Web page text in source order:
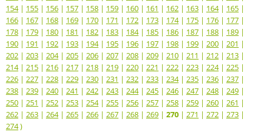
154| 155 | 156 | 157 | 158 | 159 | 160 | 161 | 162 | 163 | 164| 165 |
166 | 167 | 168 | 169 | 170 | 171 | 172 | 173 | 174| 175 | 176 | 177 |
178 | 179 | 180 | 181 | 182 | 183 | 184| 185 | 186 | 187 | 188 | 189 |
190 | 191 | 192 | 193 | 194| 195 | 196 | 197 | 198 | 199 | 200 | 201 |
202 | 203 | 204| 205 | 206 | 207 | 208 | 209 | 210 | 211 | 212 | 213 |
214| 215 | 216 | 217 | 218 | 219 | 220 | 221 | 222 | 223 | 224| 225 |
226 | 227 | 228 | 229 | 230 | 231 | 232 | 233 | 234| 235 | 236 | 237 |
238 | 239 | 240 | 241 | 242 | 243 | 244| 245 | 246 | 247 | 248 | 249 |
250 | 251 | 252 | 253 | 254| 255 | 256 | 257 | 258 | 259 | 260 | 261 |
262 | 263 | 264| 265 | 266 | 267 | 268 | 269 | 270 | 271 | 272 | 273 |
274)